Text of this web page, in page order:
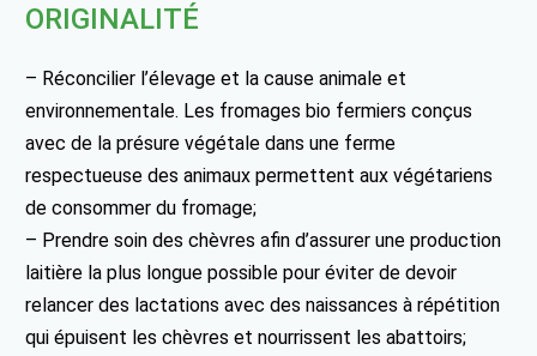
ORIGINALITÉ
– Réconcilier l’élevage et la cause animale et
environnementale. Les fromages bio fermiers conçus
avec de la présure végétale dans une ferme
respectueuse des animaux permettent aux végétariens
de consommer du fromage;
– Prendre soin des chèvres afin d’assurer une production
laitière la plus longue possible pour éviter de devoir
relancer des lactations avec des naissances à répétition
qui épuisent les chèvres et nourrissent les abattoirs;